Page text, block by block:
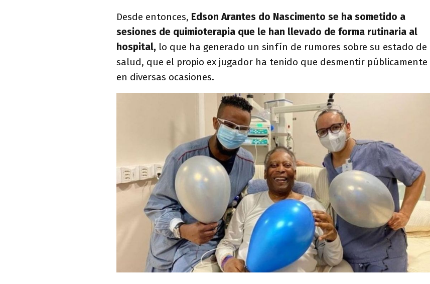
Desde entonces, Edson Arantes do Nascimento se ha sometido a
sesiones de quimioterapia que le han llevado de forma rutinaria al
hospital, lo que ha generado un sinfín de rumores sobre su estado de
salud, que el propio ex jugador ha tenido que desmentir públicamente
en diversas ocasiones.